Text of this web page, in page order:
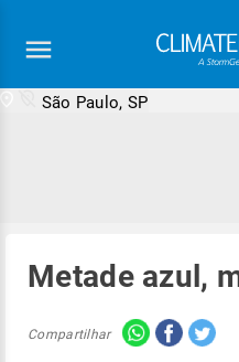
São Paulo, SP
Metade azul,
Compartilhar